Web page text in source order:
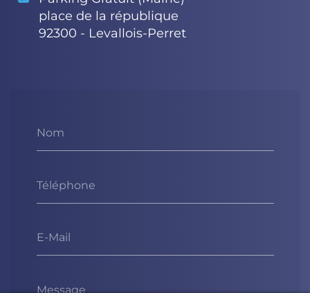
Nom
Téléphone
E-Mail
Message
place de la république
92300 - Levallois-Perret